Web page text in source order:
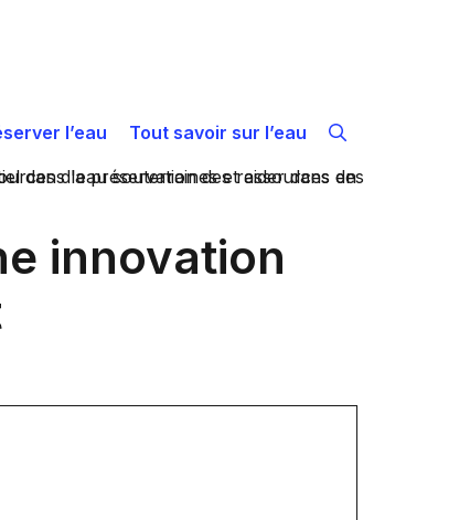
l’eau Tout savoir sur l’eau
innovation